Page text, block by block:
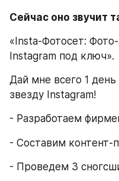
Сейчас оно звучит
«Insta-Фотосет:
Instagram под ключ».
Дай мне всего 1
звезду Instagram!
- Разработаем
- Составим контент-
- Проведем 3